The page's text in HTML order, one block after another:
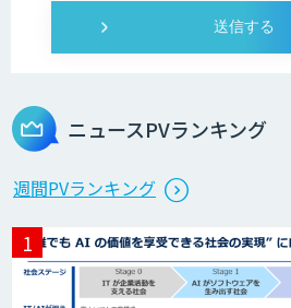
StellaController
検図・照査AI
ニュースPVランキング
週間PVランキング